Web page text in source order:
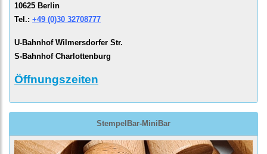
10625 Berlin
Tel.: +49 (0)30 32708777
U-Bahnhof Wilmersdorfer Str.
S-Bahnhof Charlottenburg
Öffnungszeiten
StempelBar-MiniBar